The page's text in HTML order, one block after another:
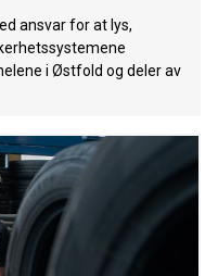
ansvar for at lys,
i Østfold og deler av